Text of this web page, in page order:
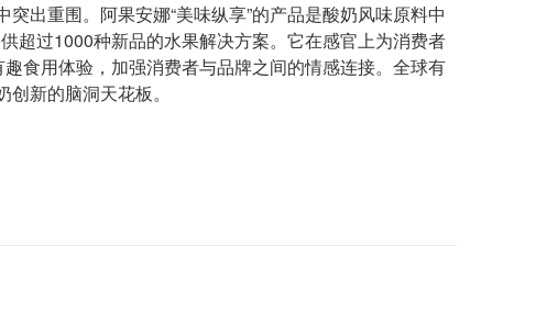
出重围。阿果安娜“美味纵享”的产品是酸奶风味原料中
超过1000种新品的水果解决方案。它在感官上为消费者
食用体验，加强消费者与品牌之间的情感连接。全球有
新的脑洞天花板。